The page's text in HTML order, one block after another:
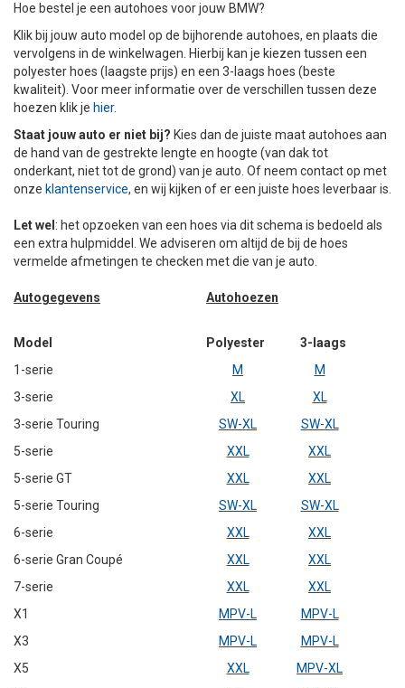
FIETSENDRAGER TOEBEHOREN
INFORMATIE OVER FIETSENDRAGERS
PEUGEOT
RENAULT
VOLKSWAGEN (TOT VW PASSAT)
OVERIGE AUTOMERKEN
INFORMATIE DAKDRAGER SYSTEMEN
INFORMATIE OVER AUTOHOEZEN
13 INCH
14 INCH
16 INCH
INFORMATIE OVER WIELDOPPEN
LAADKABEL TYPE 2
LAADKABEL TYPE 1
STARTEN & LADEN
ELEKTRISCH LADEN
JUMPSTARTER
VEILIG OP WEG
AUTOSTOELTJE
INFORMATIE OVER DAKKOFFERS +
SNEEUWKETTINGEN
BESTELWAGEN
INFORMATIE OVER WETGEVING
STARTKABELS EN ACCUBOOSTER
VEILIG OP WEG
ACCULADER
REGELGEVING M.B.T. VERLICHTING
ADVIES BIJ DEFECTE VERLICHTING
ACCESSOIRES
INFORMATIE OVER STEKKERS & STEKKERDOZEN
ONDERDELEN
ADVIES BIJ DEFECTE VERLICHTING
INFORMATIE OVER CARAVANHOEZEN
AUTO
CAMPER
MOTOR
ZOMER DEALS
Hoe bestel je een autohoes voor jouw BMW?
Klik bij jouw auto model op de bijhorende autohoes, en plaats die
vervolgens in de winkelwagen. Hierbij kan je kiezen tussen een
polyester hoes (laagste prijs) en een 3-laags hoes (beste
kwaliteit). Voor meer informatie over de verschillen tussen deze
hoezen klik je hier.
Staat jouw auto er niet bij? Kies dan de juiste maat autohoes aan
de hand van de gestrekte lengte en hoogte (van dak tot
onderkant, niet tot de grond) van je auto. Of neem contact op met
onze klantenservice, en wij kijken of er een juiste hoes leverbaar is.
Let wel : het opzoeken van een hoes via dit schema is bedoeld als
een extra hulpmiddel. We adviseren om altijd de bij de hoes
vermelde afmetingen te checken met die van je auto.
Autogegevens Autohoezen
Model Polyester 3-laags
1-serie
M
M
3-serie
XL
XL
3-serie Touring
SW-XL
SW-XL
5-serie
XXL
XXL
5-serie GT
XXL
XXL
5-serie Touring
SW-XL
SW-XL
6-serie
XXL
XXL
6-serie Gran Coupé
XXL
XXL
7-serie
XXL
XXL
X1
MPV-L
MPV-L
X3
MPV-L
MPV-L
X5
XXL
MPV-XL